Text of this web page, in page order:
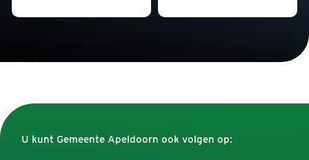
U kunt Gemeente Apeldoorn ook volgen op: